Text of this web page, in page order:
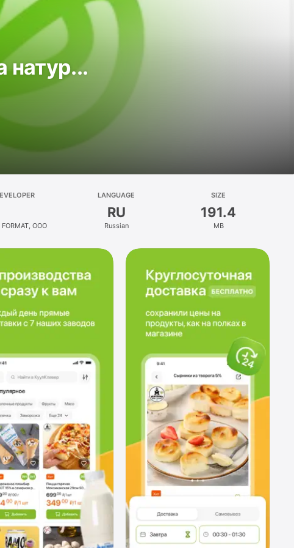
натур...
FORMAT, OOO
LANGUAGE
RU
Russian
SIZE
191.4
MB